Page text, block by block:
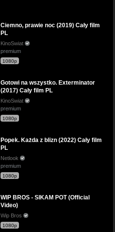
Ciemno, prawie noc (2019) Cały film
PL
KinoSwiat
premium
1080p
Gotowi na wszystko. Exterminator
(2017) Cały film PL
KinoSwiat
premium
1080p
Popek. Każda z blizn (2022) Cały film
PL
Netlook
premium
1080p
WIP BROS - SIKAM POT (Official
Video)
Wip Bros
1080p